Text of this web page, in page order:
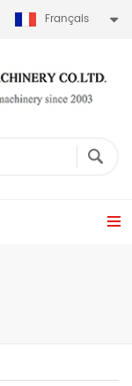
Français